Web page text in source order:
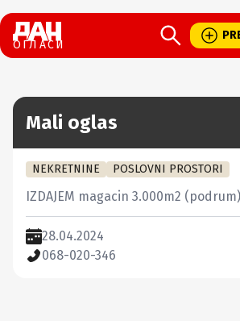
ОГЛАСИ
Mali oglas
NEKRETNINE POSLOVNI PROSTORI
IZDAJEM magacin 3.000m2
28.04.2024
068-020-346